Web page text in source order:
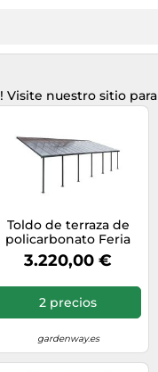
! Visite nuestro sitio para
Toldo de terraza de
policarbonato Feria
Palram - Canopia 3 x
10,35 m gris
3.220,00 €
2 precios
gardenway.es